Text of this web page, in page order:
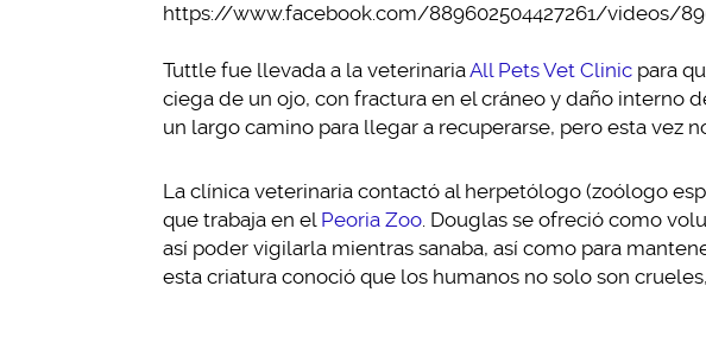
https://www.facebook.com/889602504427261/videos/
Tuttle fue llevada a la veterinariaAll Pets Vet Clinic para
ciega de un ojo, con fractura en el cráneo y daño interno
un largo camino para llegar a recuperarse, pero esta vez
La clínica veterinaria contactó al herpetólogo (zoólogo
que trabaja en el Peoria Zoo. Douglas se ofreció como
así poder vigilarla mientras sanaba, así como para
esta criatura conoció que los humanos no solo son